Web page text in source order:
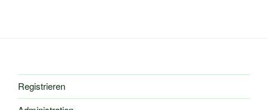
Registrieren